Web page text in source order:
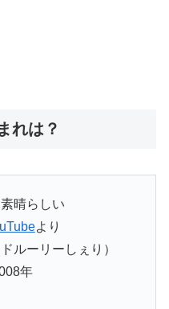
れは？
晴らしい
より
ルーリーしぇり）
年